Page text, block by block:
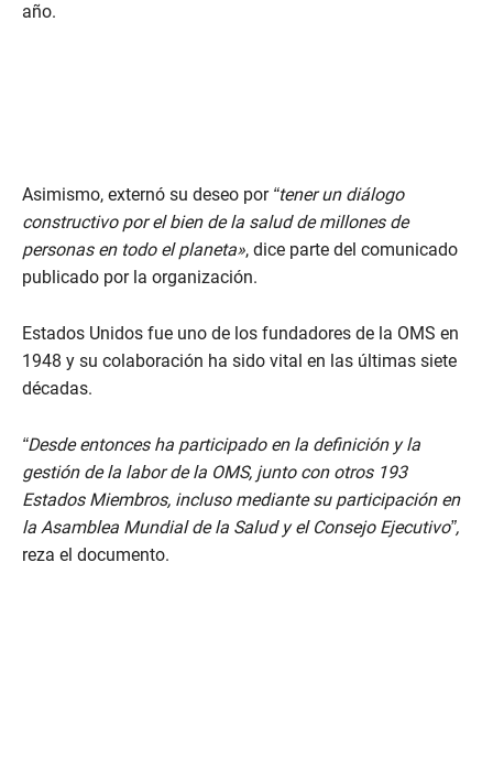
año.
Asimismo, externó su deseo por “tener un diálogo
constructivo por el bien de la salud de millones de
personas en todo el planeta», dice parte del comunicado
publicado por la organización.
Estados Unidos fue uno de los fundadores de la OMS en
1948 y su colaboración ha sido vital en las últimas siete
décadas.
“Desde entonces ha participado en la definición y la
gestión de la labor de la OMS, junto con otros 193
Estados Miembros, incluso mediante su participación en
la Asamblea Mundial de la Salud y el Consejo Ejecutivo”,
reza el documento.